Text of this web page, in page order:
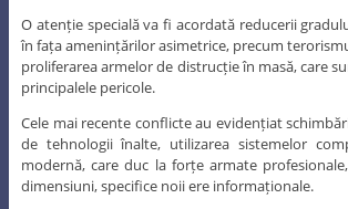
O atenție specială va fi acordată reducerii
în fața amenințărilor asimetrice, precum
proliferarea armelor de distrucție în masă, care
principalele pericole.
Cele mai recente conflicte au evidențiat
de tehnologii înalte, utilizarea sistemelor
modernă, care duc la forțe armate
dimensiuni, specifice noii ere informaționale.